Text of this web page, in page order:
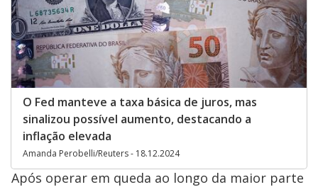
O Fed manteve a taxa básica de juros, mas
sinalizou possível aumento, destacando a
inflação elevada
Amanda Perobelli/Reuters - 18.12.2024
Após operar em queda ao longo da maior parte